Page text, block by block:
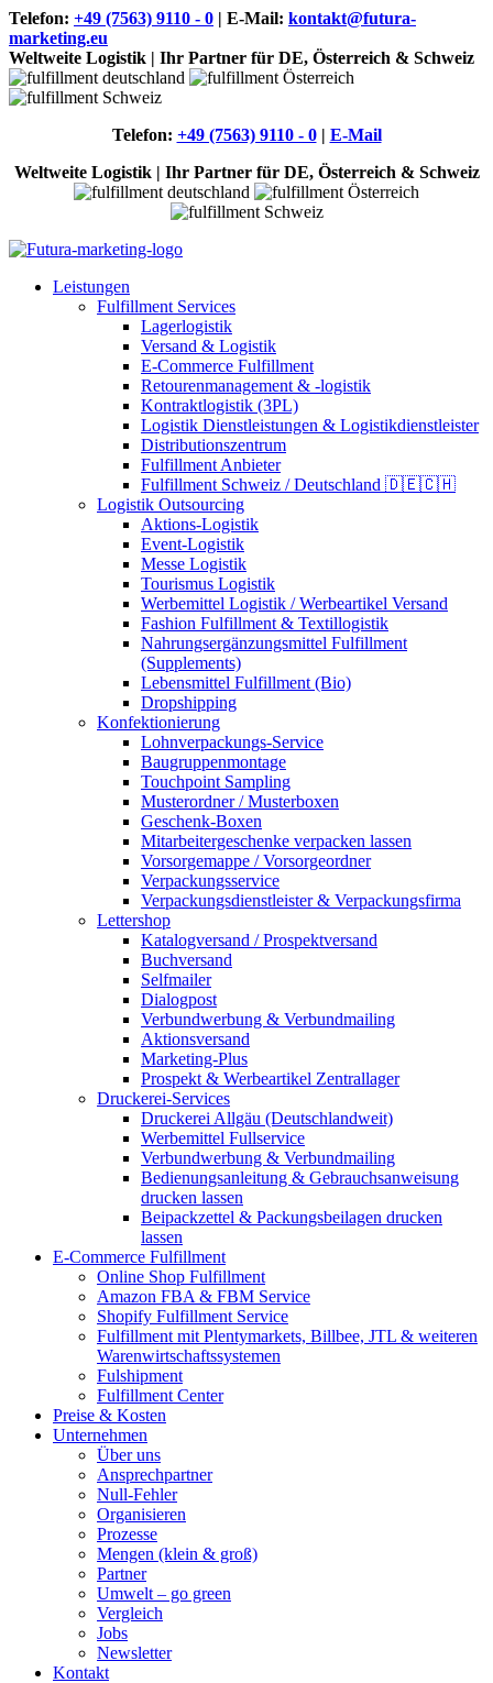
Telefon: +49 (7563) 9110 - 0 | E-Mail: kontakt@futura-
marketing.eu
Weltweite Logistik | Ihr Partner für DE, Österreich & Schweiz
Telefon: +49 (7563) 9110 - 0| E-Mail
Weltweite Logistik | Ihr Partner für DE, Österreich & Schweiz
Leistungen
Fulfillment Services
Lagerlogistik
Versand & Logistik
E-Commerce Fulfillment
Retourenmanagement & -logistik
Kontraktlogistik (3PL)
Logistik Dienstleistungen & Logistikdienstleister
Distributionszentrum
Fulfillment Anbieter
Fulfillment Schweiz / Deutschland 🇩🇪🇨🇭
Logistik Outsourcing
Aktions-Logistik
Event-Logistik
Messe Logistik
Tourismus Logistik
Werbemittel Logistik / Werbeartikel Versand
Fashion Fulfillment & Textillogistik
Nahrungsergänzungsmittel Fulfillment
(Supplements)
Lebensmittel Fulfillment (Bio)
Dropshipping
Konfektionierung
Lohnverpackungs-Service
Baugruppenmontage
Touchpoint Sampling
Musterordner / Musterboxen
Geschenk-Boxen
Mitarbeitergeschenke verpacken lassen
Vorsorgemappe / Vorsorgeordner
Verpackungsservice
Verpackungsdienstleister & Verpackungsfirma
Lettershop
Katalogversand / Prospektversand
Buchversand
Selfmailer
Dialogpost
Verbundwerbung & Verbundmailing
Aktionsversand
Marketing-Plus
Prospekt & Werbeartikel Zentrallager
Druckerei-Services
Druckerei Allgäu (Deutschlandweit)
Werbemittel Fullservice
Verbundwerbung & Verbundmailing
Bedienungsanleitung & Gebrauchsanweisung
drucken lassen
Beipackzettel & Packungsbeilagen drucken
lassen
E-Commerce Fulfillment
Online Shop Fulfillment
Amazon FBA & FBM Service
Shopify Fulfillment Service
Fulfillment mit Plentymarkets, Billbee, JTL & weiteren
Warenwirtschaftssystemen
Fulshipment
Fulfillment Center
Preise & Kosten
Unternehmen
Über uns
Ansprechpartner
Null-Fehler
Organisieren
Prozesse
Mengen (klein & groß)
Partner
Umwelt – go green
Vergleich
Jobs
Newsletter
Kontakt